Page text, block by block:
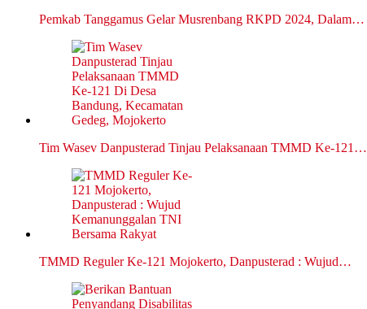
Pemkab Tanggamus Gelar Musrenbang RKPD 2024, Dalam…
Tim Wasev Danpusterad Tinjau Pelaksanaan TMMD Ke-121…
TMMD Reguler Ke-121 Mojokerto, Danpusterad : Wujud…